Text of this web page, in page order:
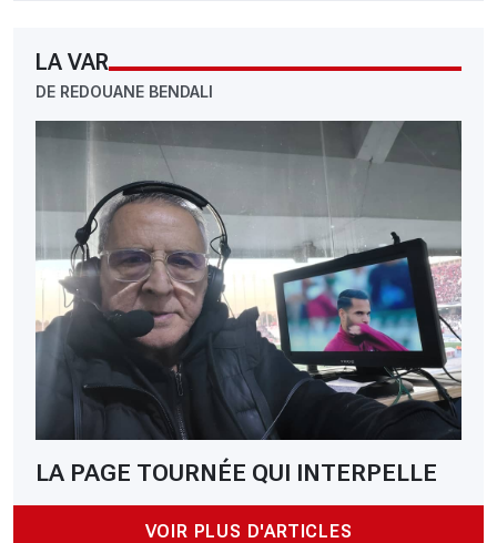
LA VAR
DE REDOUANE BENDALI
LA PAGE TOURNÉE QUI INTERPELLE
VOIR PLUS D'ARTICLES